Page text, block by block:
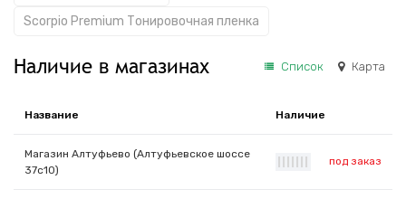
Scorpio Premium Тонировочная пленка
Наличие в магазинах Список Карта
Название Наличие
Магазин Алтуфьево (Алтуфьевское шоссе
37с10)
под заказ